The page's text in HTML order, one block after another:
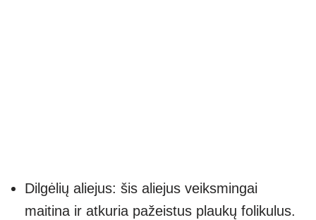
Dilgėlių aliejus: šis aliejus veiksmingai
maitina ir atkuria pažeistus plaukų folikulus.